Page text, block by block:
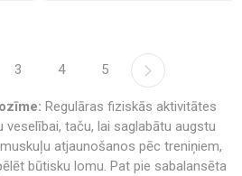
Regulāras fiziskās aktivitātes
veselībai, taču, lai saglabātu augstu
atjaunošanos pēc treniņiem,
būtisku lomu. Pat pie sabalansēta
3 4 5